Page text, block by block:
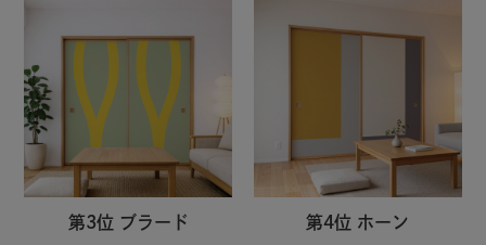
第3位 ブラード 第4位 ホーン